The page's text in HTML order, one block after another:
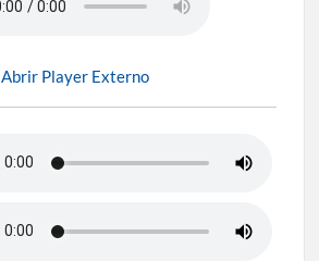
Abrir Player Externo